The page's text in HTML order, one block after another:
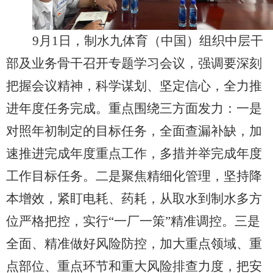
9月1日，制水九体育（中国）组织中层干
部及业务骨干召开专题学习会议，强调要深刻
把握会议精神，科学谋划、坚定信心，全力推
进年度任务完成。重点围绕三方面发力：一是
对照年初制定的目标任务，全面查漏补缺，加
速推进完成年度重点工作，多措并举完成年度
工作目标任务。二是聚焦精细化管理，坚持降
本增效，紧盯电耗、药耗，从取水到制水多方
位严格把控，实行“一厂一策”精准调控。三是
全面、精准做好风险防控，加大重点领域、重
点部位、重点环节和重大风险排查力度，把安